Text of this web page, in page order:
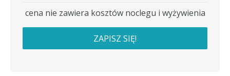
cena nie zawiera kosztów noclegu i wyżywienia
ZAPISZ SIĘ!